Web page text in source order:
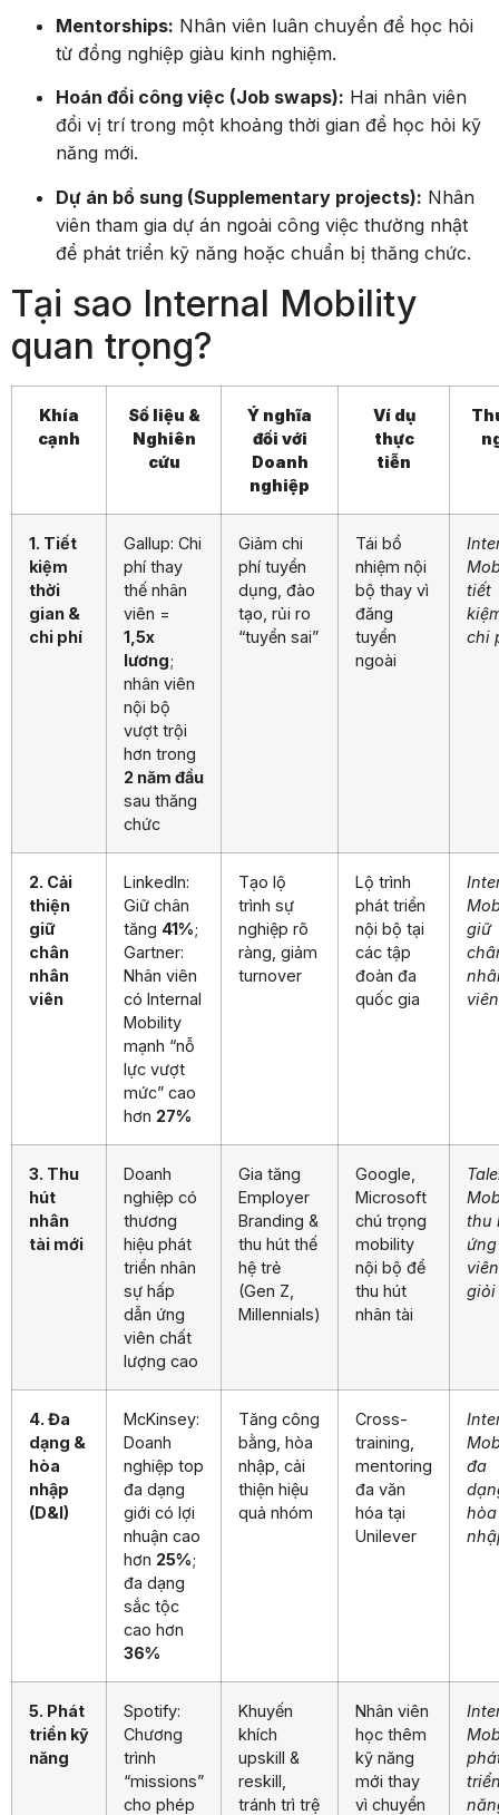
Mentorships: Nhân viên luân chuyển để học hỏi
từ đồng nghiệp giàu kinh nghiệm.
Hoán đổi công việc (Job swaps): Hai nhân viên
đổi vị trí trong một khoảng thời gian để học hỏi kỹ
năng mới.
Dự án bổ sung (Supplementary projects): Nhân
viên tham gia dự án ngoài công việc thường nhật
để phát triển kỹ năng hoặc chuẩn bị thăng chức.
Tại sao Internal Mobility
quan trọng?
Khía
cạnh
Số liệu &
Nghiên
cứu
Ý nghĩa
đối với
Doanh
nghiệp
Ví dụ
thực
tiễn
1. Tiết
kiệm
thời
gian &
chi phí
Gallup: Chi
phí thay
thế nhân
viên =
1,5x
lương;
nhân viên
nội bộ
vượt trội
hơn trong
2 năm đầu
sau thăng
chức
Giảm chi
phí tuyển
dụng, đào
tạo, rủi ro
“tuyển sai”
Tái bổ
nhiệm nội
bộ thay vì
đăng
tuyển
ngoài
tiết
chi
2. Cải
thiện
giữ
chân
nhân
viên
LinkedIn:
Giữ chân
tăng 41%;
Gartner:
Nhân viên
có Internal
Mobility
mạnh “nỗ
lực vượt
mức” cao
hơn 27%
Tạo lộ
trình sự
nghiệp rõ
ràng, giảm
turnover
Lộ trình
phát triển
nội bộ tại
các tập
đoàn đa
quốc gia
giữ
viên
3. Thu
hút
nhân
tài mới
Doanh
nghiệp có
thương
hiệu phát
triển nhân
sự hấp
dẫn ứng
viên chất
lượng cao
Gia tăng
Employer
Branding &
thu hút thế
hệ trẻ
(Gen Z,
Millennials)
Google,
Microsoft
chú trọng
mobility
nội bộ để
thu hút
nhân tài
thu
ứng
viên
giỏi
4. Đa
dạng &
hòa
nhập
(D&I)
McKinsey:
Doanh
nghiệp top
đa dạng
giới có lợi
nhuận cao
hơn 25%;
đa dạng
sắc tộc
cao hơn
36%
Tăng công
bằng, hòa
nhập, cải
thiện hiệu
quả nhóm
Cross-
training,
mentoring
đa văn
hóa tại
Unilever
đa
hòa
5. Phát
triển kỹ
năng
Spotify:
Chương
trình
“missions”
cho phép
Khuyến
khích
upskill &
reskill,
tránh trì trệ
Nhân viên
học thêm
kỹ năng
mới thay
vì chuyển